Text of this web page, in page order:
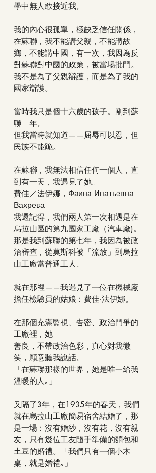
學中無人敢接近我。
我的內心很孤單，極缺乏信任關係，
在蘇聯，我不能講父親，不能講故
鄉，不能講中國，有一次，我因為反
對蘇聯對中國的政策，被當場批鬥。
我不是為了父親辯護，而是為了我的
國家辯護。
當時我只是個十六歲的孩子。剛到蘇
聯一年。
但我當時就知道——屈辱可以忍，但
民族不能跪。
在蘇聯，我無法相信任何一個人，直
到有一天，我遇見了她。
費佳／法伊娜，Фаина Ипатьевна
Вахрева
我還記得，我們兩人第一次相遇是在
烏拉山區的第九國家工廠（汽車廠)。
那是我到蘇聯的第七年，我因為被政
治審查，從莫斯科被「流放」到烏拉
山工廠當普通工人。
就在那裡——我遇見了一位在機械廠
擔任檢驗員的姑娘：費佳·法伊娜。
在那個充滿監視、告密、政治鬥爭的
工廠裡，她
善良，不帶政治色彩，真心對我微
笑，願意聽我說話。
「在蘇聯那樣的世界，她是唯一給我
溫暖的人｡」
又隔了3年，在1935年的春天，我們
就在烏拉山工廠簡易宿舍結婚了，那
是一場：沒有婚紗，沒有花，沒有親
友，只有幾位工友隨手準備的麵包和
土豆的婚禮。「我們只有一個小木
桌，就是婚禮｡」